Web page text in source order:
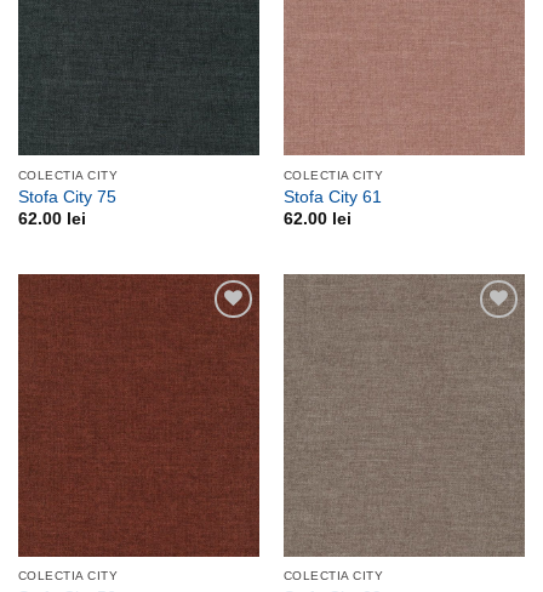
COLECTIA CITY
Stofa City 75
62.00 lei
COLECTIA CITY
Stofa City 61
62.00 lei
Adauga
COLECTIA CITY
Adauga
la
favorite
COLECTIA CITY